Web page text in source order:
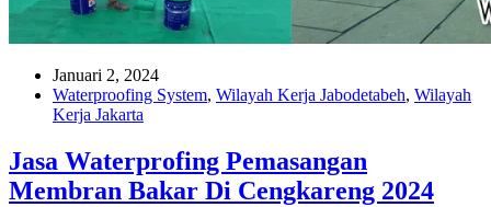
Januari 2, 2024
Waterproofing System, Wilayah Kerja Jabodetabeh, Wilayah
Kerja Jakarta
Jasa Waterprofing Pemasangan
Membran Bakar Di Cengkareng 2024